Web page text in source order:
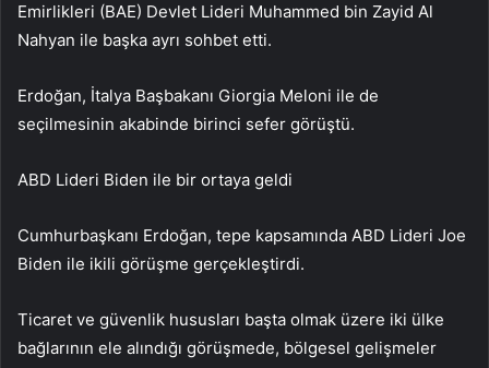
Emirlikleri (BAE) Devlet Lideri Muhammed bin Zayid Al
Nahyan ile başka ayrı sohbet etti.
Erdoğan, İtalya Başbakanı Giorgia Meloni ile de
seçilmesinin akabinde birinci sefer görüştü.
ABD Lideri Biden ile bir ortaya geldi
Cumhurbaşkanı Erdoğan, tepe kapsamında ABD Lideri Joe
Biden ile ikili görüşme gerçekleştirdi.
Ticaret ve güvenlik hususları başta olmak üzere iki ülke
bağlarının ele alındığı görüşmede, bölgesel gelişmeler